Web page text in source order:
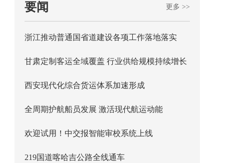
要闻 更多 >>
浙江推动普通国省道建设各项工作落地落实
甘肃定制客运全域覆盖 行业供给规模持续增长
西安现代化综合货运体系加速形成
全周期护航船员发展 激活现代航运动能
欢迎试用！中交报智能审校系统上线
219国道喀哈吉公路全线通车